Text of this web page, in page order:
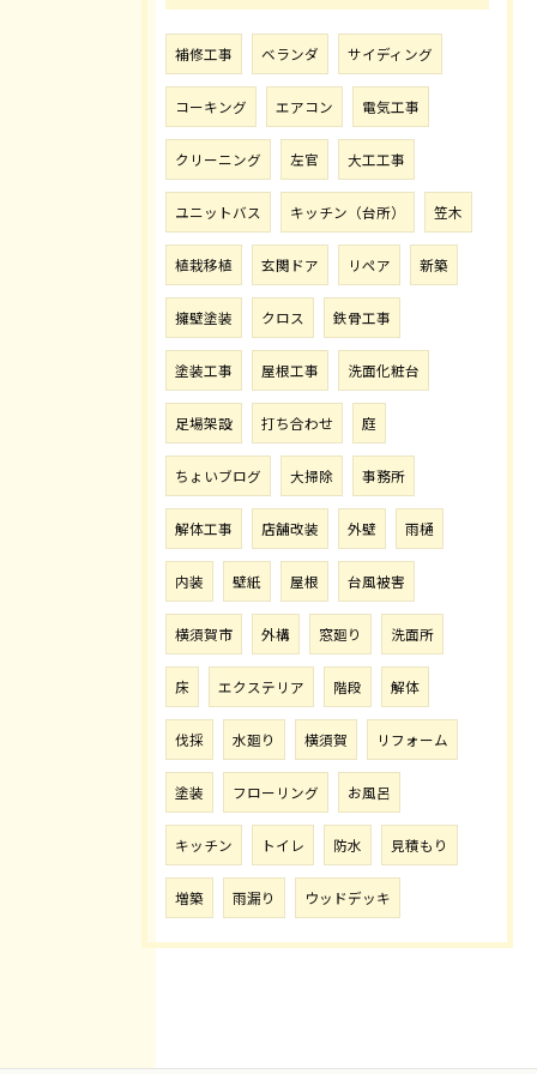
補修工事 ベランダ サイディング
コーキング エアコン 電気工事
クリーニング 左官 大工工事
ユニットバス キッチン（台所） 笠木
植栽移植 玄関ドア リペア 新築
擁壁塗装 クロス 鉄骨工事
塗装工事 屋根工事 洗面化粧台
足場架設 打ち合わせ 庭
ちょいブログ 大掃除 事務所
解体工事 店舗改装 外壁 雨樋
内装 壁紙 屋根 台風被害
横須賀市 外構 窓廻り 洗面所
床 エクステリア 階段 解体
伐採 水廻り 横須賀 リフォーム
塗装 フローリング お風呂
キッチン トイレ 防水 見積もり
増築 雨漏り ウッドデッキ